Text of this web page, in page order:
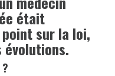
était
sur la loi,